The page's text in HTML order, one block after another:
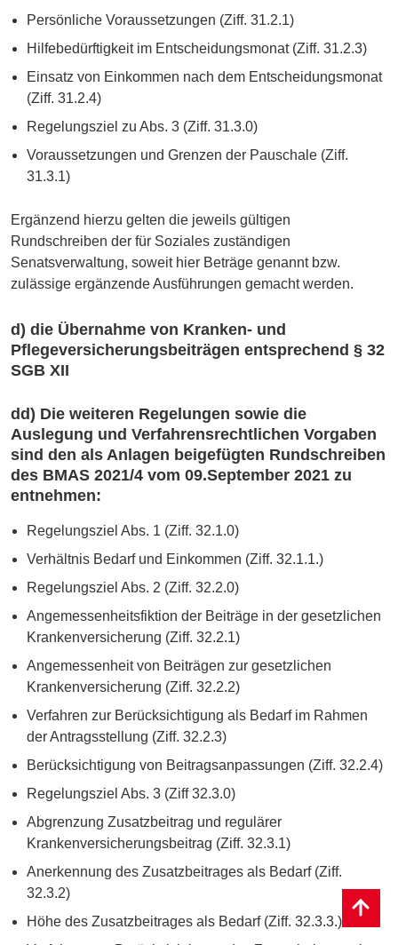
Persönliche Voraussetzungen (Ziff. 31.2.1)
Hilfebedürftigkeit im Entscheidungsmonat (Ziff. 31.2.3)
Einsatz von Einkommen nach dem Entscheidungsmonat
(Ziff. 31.2.4)
Regelungsziel zu Abs. 3 (Ziff. 31.3.0)
Voraussetzungen und Grenzen der Pauschale (Ziff.
31.3.1)
Ergänzend hierzu gelten die jeweils gültigen
Rundschreiben der für Soziales zuständigen
Senatsverwaltung, soweit hier Beträge genannt bzw.
zulässige ergänzende Ausführungen gemacht werden.
d) die Übernahme von Kranken- und
Pflegeversicherungsbeiträgen entsprechend § 32
SGB XII
dd) Die weiteren Regelungen sowie die
Auslegung und Verfahrensrechtlichen Vorgaben
sind den als Anlagen beigefügten Rundschreiben
des BMAS 2021/4 vom 09.September 2021 zu
entnehmen:
Regelungsziel Abs. 1 (Ziff. 32.1.0)
Verhältnis Bedarf und Einkommen (Ziff. 32.1.1.)
Regelungsziel Abs. 2 (Ziff. 32.2.0)
Angemessenheitsfiktion der Beiträge in der gesetzlichen
Krankenversicherung (Ziff. 32.2.1)
Angemessenheit von Beiträgen zur gesetzlichen
Krankenversicherung (Ziff. 32.2.2)
Verfahren zur Berücksichtigung als Bedarf im Rahmen
der Antragsstellung (Ziff. 32.2.3)
Berücksichtigung von Beitragsanpassungen (Ziff. 32.2.4)
Regelungsziel Abs. 3 (Ziff 32.3.0)
Abgrenzung Zusatzbeitrag und regulärer
Krankenversicherungsbeitrag (Ziff. 32.3.1)
Anerkennung des Zusatzbeitrages als Bedarf (Ziff.
32.3.2)
Höhe des Zusatzbeitrages als Bedarf (Ziff. 32.3.3.)